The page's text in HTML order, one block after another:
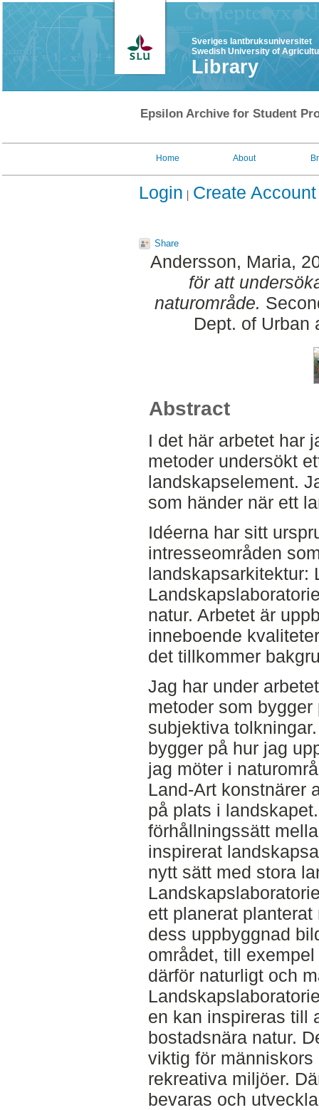
Sveriges lantbruksuniversitet
Swedish University of
Library
Epsilon Archive for Student
Home About
Login Create Account
Share
Andersson, Maria,
för att
naturområde.
Dept. of Urban
Abstract
I det här arbetet har
metoder undersökt
landskapselement.
som händer när ett
Idéerna har sitt
intresseområden
landskapsarkitektur:
natur. Arbetet är
inneboende
det tillkommer
Jag har under
metoder som
subjektiva
bygger på hur jag
jag möter i
Land-Art konstnärer
på plats i
förhållningssätt
inspirerat
nytt sätt med stora
ett planerat
dess uppbyggnad
området, till
därför naturligt och
en kan inspireras till
bostadsnära natur.
viktig för
rekreativa miljöer.
bevaras och